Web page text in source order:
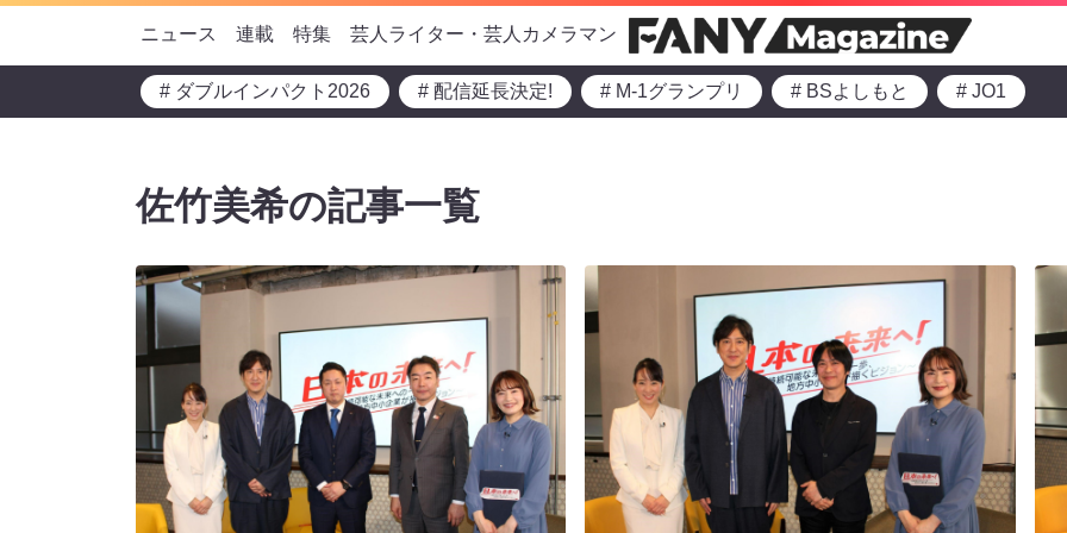
ニュース 連載 特集 芸人ライター・芸人カメラマン
# ダブルインパクト2026 # 配信延長決定! # M-1グランプリ # BSよしもと # JO1
佐竹美希の記事一覧